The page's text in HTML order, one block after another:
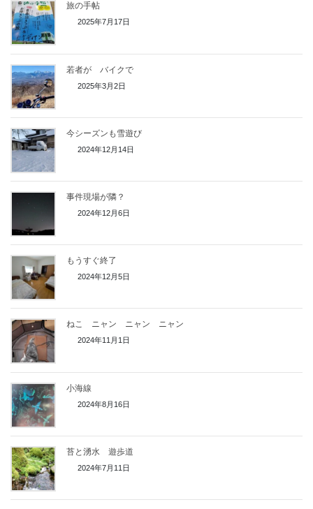
旅の手帖
2025年7月17日
若者が バイクで
2025年3月2日
今シーズンも雪遊び
2024年12月14日
事件現場が隣？
2024年12月6日
もうすぐ終了
2024年12月5日
ねこ ニャン ニャン ニャン
2024年11月1日
小海線
2024年8月16日
苔と湧水 遊歩道
2024年7月11日